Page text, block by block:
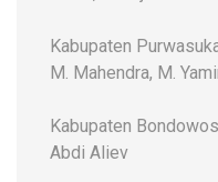
Kabupaten
M. Mahendra, M.
Kabupaten
Abdi Aliev